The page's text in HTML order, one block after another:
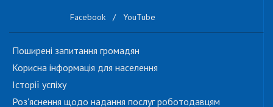
Facebook / YouTube
Поширені запитання громадян
Корисна інформація для населення
Історії успіху
Роз'яснення щодо надання послуг роботодавцям